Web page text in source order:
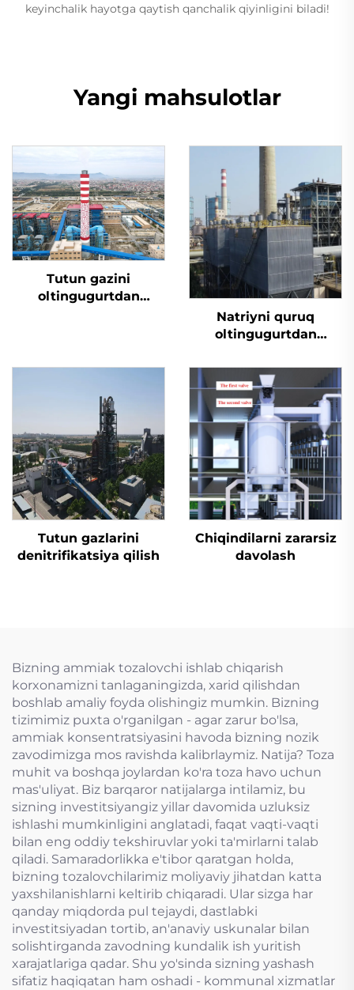
keyinchalik hayotga qaytish qanchalik qiyinligini biladi!
Yangi mahsulotlar
Tutun gazini
oltingugurtdan
Natriyni quruq
oltingugurtdan
Tutun gazlarini
denitrifikatsiya qilish
Chiqindilarni zararsiz
davolash
Bizning ammiak tozalovchi ishlab chiqarish
korxonamizni tanlaganingizda, xarid qilishdan
boshlab amaliy foyda olishingiz mumkin. Bizning
tizimimiz puxta o'rganilgan - agar zarur bo'lsa,
ammiak konsentratsiyasini havoda bizning nozik
zavodimizga mos ravishda kalibrlaymiz. Natija? Toza
muhit va boshqa joylardan ko'ra toza havo uchun
mas'uliyat. Biz barqaror natijalarga intilamiz, bu
sizning investitsiyangiz yillar davomida uzluksiz
ishlashi mumkinligini anglatadi, faqat vaqti-vaqti
bilan eng oddiy tekshiruvlar yoki ta'mirlarni talab
qiladi. Samaradorlikka e'tibor qaratgan holda,
bizning tozalovchilarimiz moliyaviy jihatdan katta
yaxshilanishlarni keltirib chiqaradi. Ular sizga har
qanday miqdorda pul tejaydi, dastlabki
investitsiyadan tortib, an'anaviy uskunalar bilan
solishtirganda zavodning kundalik ish yuritish
xarajatlariga qadar. Shu yo'sinda sizning yashash
sifatiz haqiqatan ham oshadi - kommunal xizmatlar